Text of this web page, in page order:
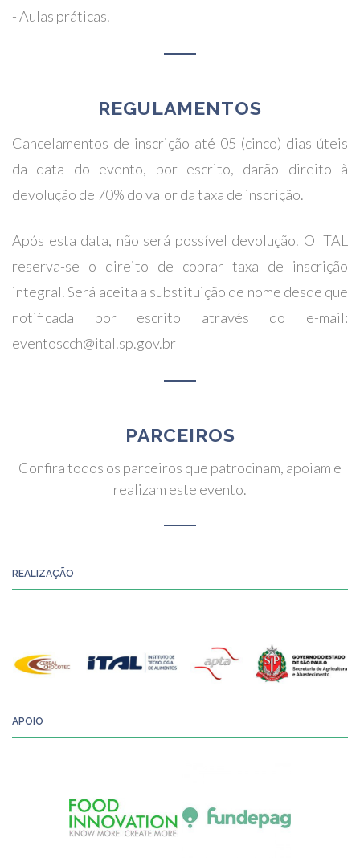
- Aulas práticas.
REGULAMENTOS
Cancelamentos de inscrição até 05 (cinco) dias úteis
da data do evento, por escrito, darão direito à
devolução de 70% do valor da taxa de inscrição.
Após esta data, não será possível devolução. O ITAL
reserva-se o direito de cobrar taxa de inscrição
integral. Será aceita a substituição de nome desde que
notificada por escrito através do e-mail:
eventoscch@ital.sp.gov.br
PARCEIROS
Confira todos os parceiros que patrocinam, apoiam e
realizam este evento.
REALIZAÇÃO
APOIO